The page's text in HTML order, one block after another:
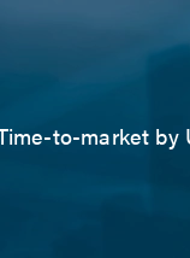
to-market by